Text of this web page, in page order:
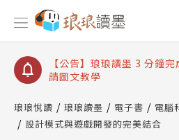
【公告】琅琅讀墨數位閱
【公告】琅琅讀墨書櫃開通
【公告】琅琅讀墨 3 分鐘
請圖文教學
查詢
【公告】琅琅讀墨數位閱讀
琅琅悅讀 琅琅讀墨 電子書 電腦
設計模式與遊戲開發的完美結合